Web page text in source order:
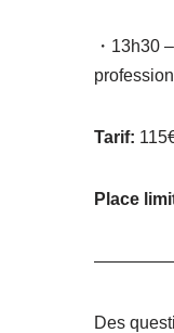
・13h30
Tarif:
Place
Des